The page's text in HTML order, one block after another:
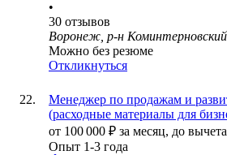
•
30 отзывов
Воронеж, р-н Коминтерновский
Можно без резюме
Откликнуться
Менеджер по продажам и
(расходные материалы для
от 100 000 ₽ за месяц, до
Опыт 1-3 года